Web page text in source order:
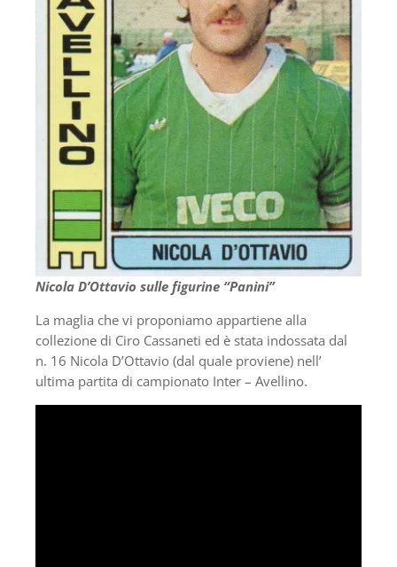
Nicola D’Ottavio sulle figurine “Panini”
La maglia che vi proponiamo appartiene alla
collezione di Ciro Cassaneti ed è stata indossata dal
n. 16 Nicola D’Ottavio (dal quale proviene) nell’
ultima partita di campionato Inter – Avellino.